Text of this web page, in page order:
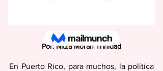
Por: Nitza Morán Trinidad
En Puerto Rico, para muchos, la política